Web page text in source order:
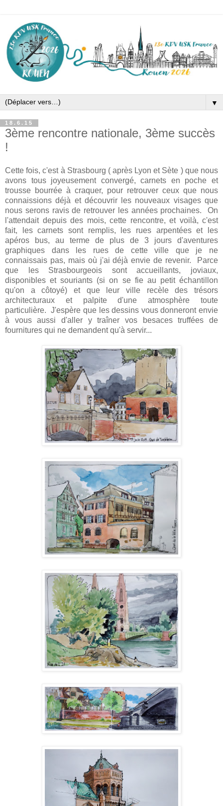
▼
18.6.15
3ème rencontre nationale, 3ème succès
!
Cette fois, c'est à Strasbourg ( après Lyon et Sète ) que nous
avons tous joyeusement convergé, carnets en poche et
trousse bourrée à craquer, pour retrouver ceux que nous
connaissions déjà et découvrir les nouveaux visages que
nous serons ravis de retrouver les années prochaines. On
l'attendait depuis des mois, cette rencontre, et voilà, c'est
fait, les carnets sont remplis, les rues arpentées et les
apéros bus, au terme de plus de 3 jours d'aventures
graphiques dans les rues de cette ville que je ne
connaissais pas, mais où j'ai déjà envie de revenir. Parce
que les Strasbourgeois sont accueillants, joviaux,
disponibles et souriants (si on se fie au petit échantillon
qu'on a côtoyé) et que leur ville recèle des trésors
architecturaux et palpite d'une atmosphère toute
particulière. J'espère que les dessins vous donneront envie
à vous aussi d'aller y traîner vos besaces truffées de
fournitures qui ne demandent qu'à servir...